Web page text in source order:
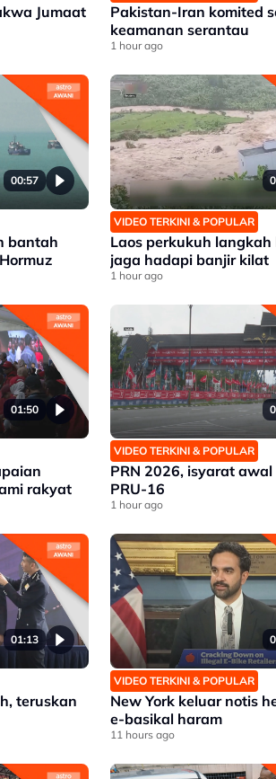
Jumaat
Pakistan-Iran komited
keamanan serantau
1 hour ago
00:57
bantah
VIDEO TERKINI & POPULAR
Laos perkukuh
jaga hadapi banjir kilat
1 hour ago
01:50
rakyat
VIDEO TERKINI & POPULAR
PRN 2026, isyarat awal
PRU-16
1 hour ago
01:13
teruskan
VIDEO TERKINI & POPULAR
New York keluar notis
e-basikal haram
11 hours ago